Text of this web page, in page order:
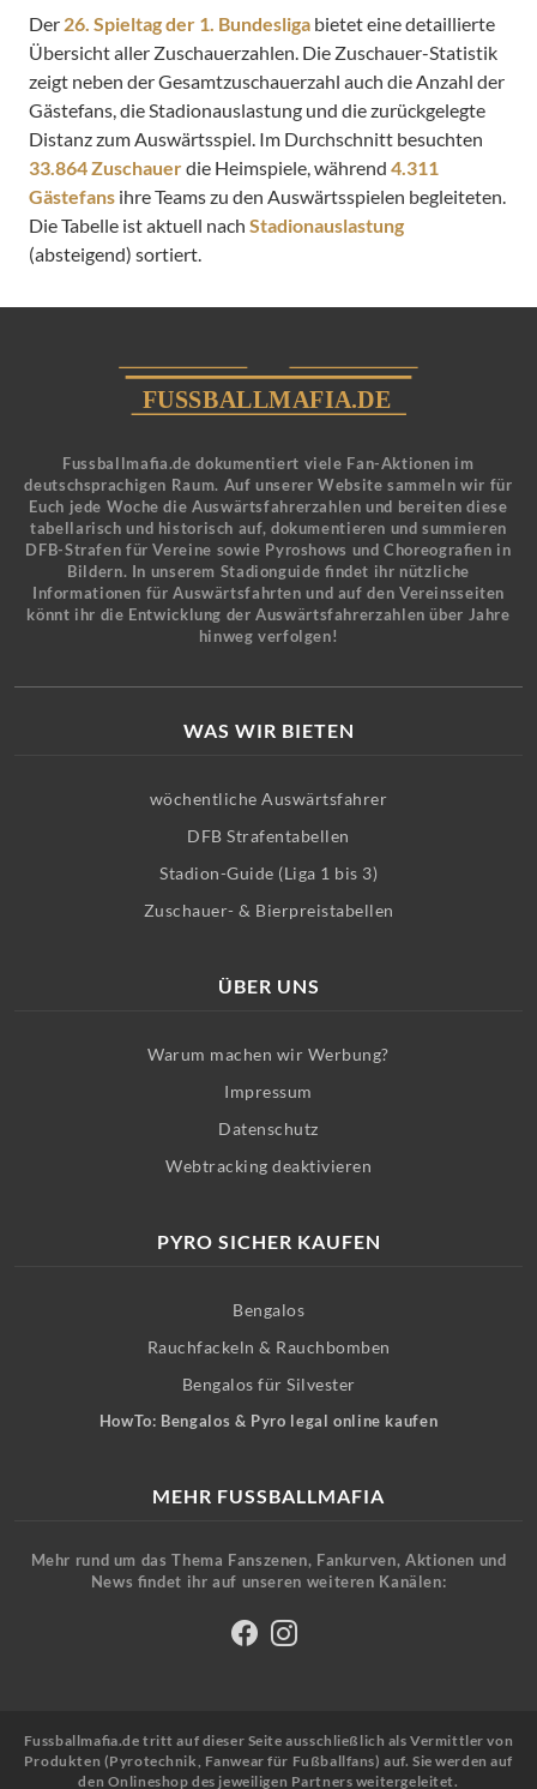
Der 26. Spieltag der 1. Bundesliga bietet eine detaillierte
Übersicht aller Zuschauerzahlen. Die Zuschauer-Statistik
zeigt neben der Gesamtzuschauerzahl auch die Anzahl der
Gästefans, die Stadionauslastung und die zurückgelegte
Distanz zum Auswärtsspiel. Im Durchschnitt besuchten
33.864 Zuschauerdie Heimspiele, während 4.311
Gästefans ihre Teams zu den Auswärtsspielen begleiteten.
Die Tabelle ist aktuell nach Stadionauslastung
(absteigend) sortiert.
Fussballmafia.de dokumentiert viele Fan-Aktionen im
deutschsprachigen Raum. Auf unserer Website sammeln wir für
Euch jede Woche die Auswärtsfahrerzahlen und bereiten diese
tabellarisch und historisch auf, dokumentieren und summieren
DFB-Strafen für Vereine sowie Pyroshows und Choreografien in
Bildern. In unserem Stadionguide findet ihr nützliche
Informationen für Auswärtsfahrten und auf den Vereinsseiten
könnt ihr die Entwicklung der Auswärtsfahrerzahlen über Jahre
hinweg verfolgen!
WAS WIR BIETEN
wöchentliche Auswärtsfahrer
DFB Strafentabellen
Stadion-Guide (Liga 1 bis 3)
Zuschauer- & Bierpreistabellen
ÜBER UNS
Warum machen wir Werbung?
Impressum
Datenschutz
Webtracking deaktivieren
PYRO SICHER KAUFEN
Bengalos
Rauchfackeln & Rauchbomben
Bengalos für Silvester
HowTo: Bengalos & Pyro legal online kaufen
MEHR FUSSBALLMAFIA
Mehr rund um das Thema Fanszenen, Fankurven, Aktionen und
News findet ihr auf unseren weiteren Kanälen:
Fussballmafia.de tritt auf dieser Seite ausschließlich als Vermittler von
Produkten (Pyrotechnik, Fanwear für Fußballfans) auf. Sie werden auf
den Onlineshop des jeweiligen Partners weitergeleitet.